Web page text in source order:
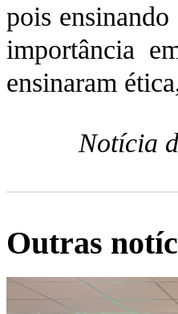
pois
importância
ensinaram
Notícia
Outras